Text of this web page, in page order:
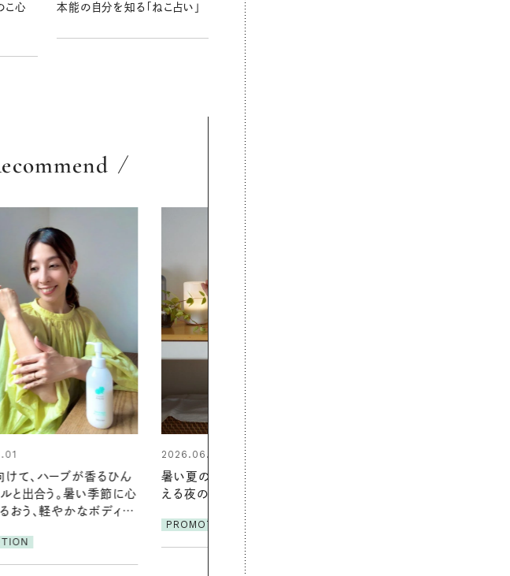
こ心
本能の自分を知る「ねこ占い」
イトルーティン。私を整
爽やかご褒美ケア
2026.07.24
夏の髪と心が瞬時にリフレッシュ
する【大人気のドライシャンプー】
この1本で汗ばむ季節も一日中心
地よく